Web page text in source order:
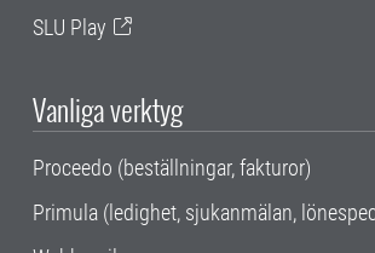
SLU Play
Vanliga verktyg
Proceedo (beställningar, fakturor)
Primula (ledighet, sjukanmälan,